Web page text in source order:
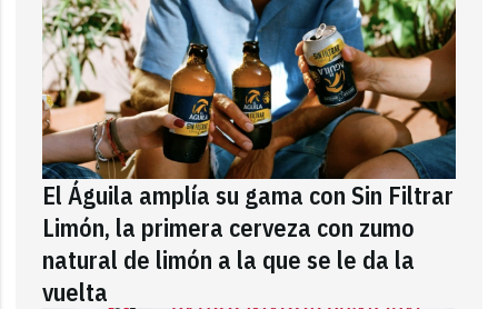
El Águila amplía su gama con Sin Filtrar
Limón, la primera cerveza con zumo
natural de limón a la que se le da la
vuelta